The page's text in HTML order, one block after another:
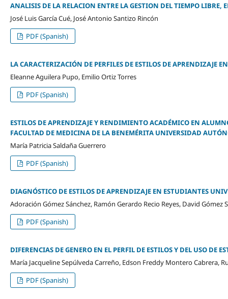
ANALISIS DE LA RELACION ENTRE LA GESTION DEL TIEMPO LIBRE,
José Luis García Cué, José Antonio Santizo Rincón
PDF (Spanish)
LA CARACTERIZACIÓN DE PERFILES DE ESTILOS DE APRENDIZAJE
Eleanne Aguilera Pupo, Emilio Ortiz Torres
PDF (Spanish)
ESTILOS DE APRENDIZAJE Y RENDIMIENTO ACADÉMICO EN
FACULTAD DE MEDICINA DE LA BENEMÉRITA UNIVERSIDAD
María Patricia Saldaña Guerrero
PDF (Spanish)
DIAGNÓSTICO DE ESTILOS DE APRENDIZAJE EN ESTUDIANTES
Adoración Gómez Sánchez, Ramón Gerardo Recio Reyes, David Gómez
PDF (Spanish)
DIFERENCIAS DE GENERO EN EL PERFIL DE ESTILOS Y DEL USO DE
María Jacqueline Sepúlveda Carreño, Edson Freddy Montero Cabrera,
PDF (Spanish)